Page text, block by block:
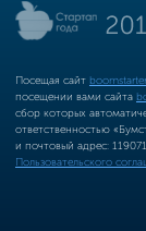
Посещая сайт
посещении вами сайта
сбор которых
ответственностью
и почтовый адрес:
Пользовательского